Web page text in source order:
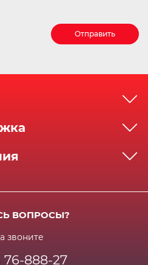
Отправить
ВОПРОСЫ?
звоните
76-888-27